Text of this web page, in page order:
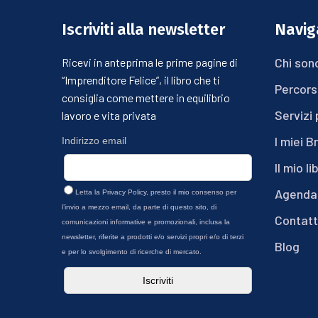
Iscriviti alla newsletter
Ricevi in anteprima le prime pagine di
“Imprenditore Felice”, il libro che ti
consiglia come mettere in equilibrio
lavoro e vita privata
Indirizzo email
Letta la Privacy Policy, presto il mio consenso per
l’invio a mezzo email, da parte di questo sito, di
comunicazioni informative e promozionali, inclusa la
newsletter, riferite a prodotti e/o servizi propri e/o di terzi
e per lo svolgimento di ricerche di mercato.
Chi
Servizi
I miei
Il mio
Agenda
Blog